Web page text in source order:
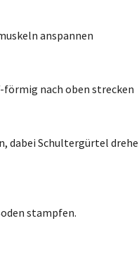
anspannen
nach oben strecken
dabei Schultergürtel
stampfen.